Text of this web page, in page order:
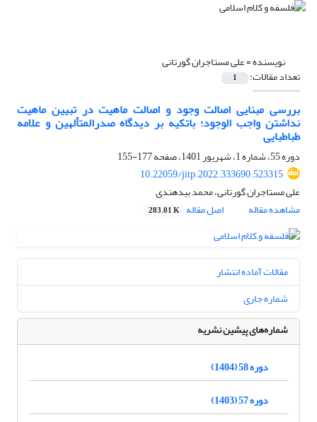
نویسنده =علی مستاجران گورتانی
تعداد مقالات: 1
بررسی مبنایی اصالت وجود و اصالت ماهیت در تبیین ماهیت
نداشتن واجب الوجود؛ باتکیه بر دیدگاه صدرالمتألهین و علامه
طباطبایی
دوره 55، شماره 1، شهریور 1401، صفحه
177-155
10.22059/jitp.2022.333690.523315
علی مستاجران گورتانی، محمد بیدهندی
مشاهده مقاله
اصل مقاله 283.01 K
مقالات آماده انتشار
شماره جاری
شماره‌های پیشین نشریه
دوره 58 (1404)
دوره 57 (1403)